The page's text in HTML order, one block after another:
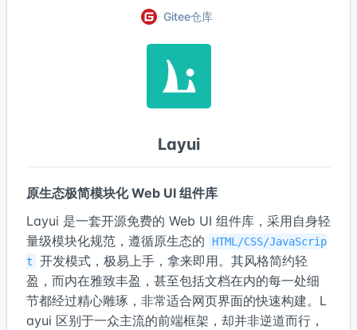
Gitee仓库
Layui
原生态极简模块化 Web UI 组件库
Layui 是一套开源免费的 Web UI 组件库，采用自身轻
量级模块化规范，遵循原生态的
HTML/CSS/JavaScrip
t
开发模式，极易上手，拿来即用。其风格简约轻
盈，而内在雅致丰盈，甚至包括文档在内的每一处细
节都经过精心雕琢，非常适合网页界面的快速构建。L
ayui 区别于一众主流的前端框架，却并非逆道而行，